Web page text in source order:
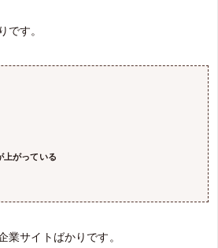
です。
上がっている
業サイトばかりです。